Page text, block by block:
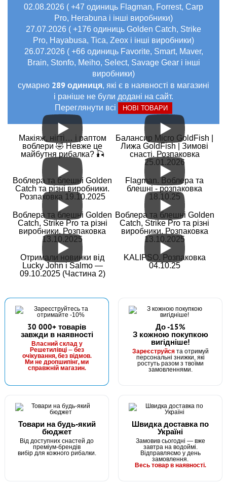
02.08.2026 ( +47 одиниць Flagman, Forrest, Carp
Pro, Herabuna і інші виробники)
27.07.2026 ( +176 одиниць Golden Catch, Strike
Pro, Hayabusa, Tica, Zeox і інші виробники)
26.07.2026 ( +66 одиниць Favorite, Smart, Maver,
Brain, Stonfo, Meiho, Select, Savage Gear і інші
виробники)
сумарно 289 одиниця, які є в наявності в магазині
і раніше не були додані на сайт.
Переглянути всі
НОВІ ТОВАРИ
Макіяж, нігті… і раптом
воблери 🤣 Невже це
майбутня рибалка? 🎣
Балансир Micro GoldFish |
Лижа GoldFish | Зимові
снасті. Розпаковка
25.01.2026
Воблера та блешні Golden
Catch та різні виробники.
Розпаковка 19.10.2025
Flagman. Воблера та
блешні - розпаковка
18.10.25
Воблера та блешні Golden
Catch, Strike Pro та різні
виробники. Розпаковка
13.10.2025
Воблера та блешні Golden
Catch, Strike Pro та різні
виробники. Розпаковка
13.10.2025
Отримали новинки від
Lucky John і Salmo —
09.10.2025 (Частина 2)
KALIPSO. Розпаковка
04.10.25
30 000+ товарів
завжди в наявності
Власний склад у
Решетилівці — без
очікування, без відмов.
Ми не дропшипінг, ми
справжній магазин.
До -15%
З кожною покупкою
вигідніше!
Зареєструйсята отримуй
персональні знижки, які
ростуть разом з твоїми
замовленнями.
Товари на будь-який
бюджет
Від доступних снастей до
преміум-брендів
вибір для кожного рибалки.
Швидка доставка по
Україні
Замовив сьогодні — вже
завтра на водоймі.
Відправляємо у день
замовлення.
Весь товар в наявності.